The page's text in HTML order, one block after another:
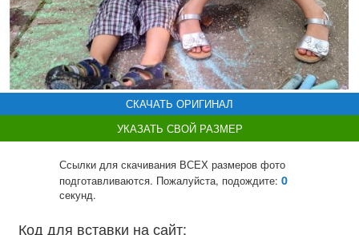
СКАЧАТЬ ОРИГИНАЛ
УКАЗАТЬ СВОЙ РАЗМЕР
Ссылки для скачивания ВСЕХ размеров фото
подготавливаются. Пожалуйста, подождите: 0
секунд.
Код для вставки на сайт: